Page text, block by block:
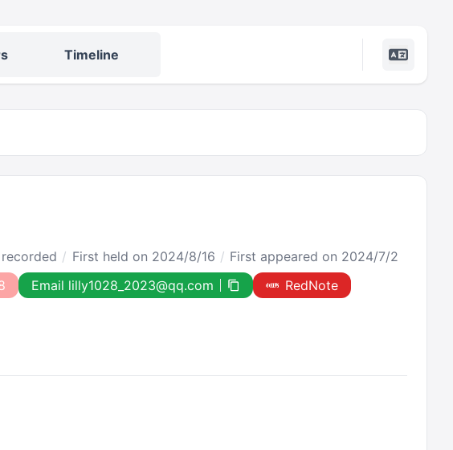
Timeline
First held on 2024/8/16
First appeared on 2024/7/2
Email lilly1028_2023@qq.com RedNote